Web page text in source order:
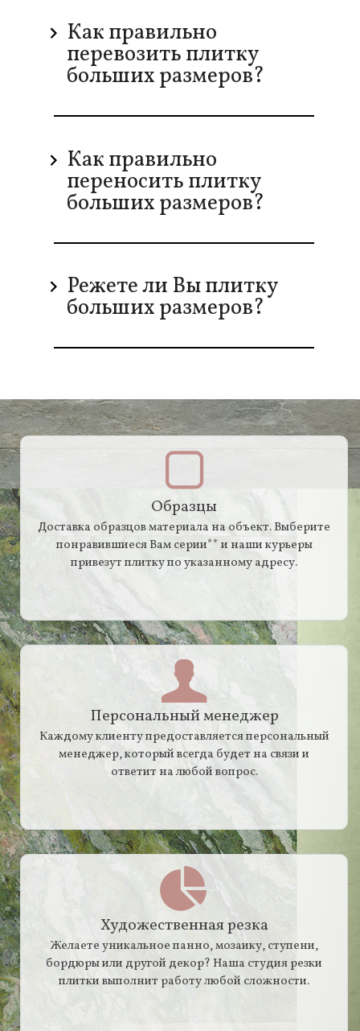
Как правильно
перевозить плитку
больших размеров?
Как правильно
переносить плитку
больших размеров?
Режете ли Вы плитку
больших размеров?
Образцы
Доставка образцов материала на объект. Выберите
понравившиеся Вам серии** и наши курьеры
привезут плитку по указанному адресу.
Персональный менеджер
Каждому клиенту предоставляется персональный
менеджер, который всегда будет на связи и
ответит на любой вопрос.
Художественная резка
Желаете уникальное панно, мозаику, ступени,
бордюры или другой декор? Наша студия резки
плитки выполнит работу любой сложности.